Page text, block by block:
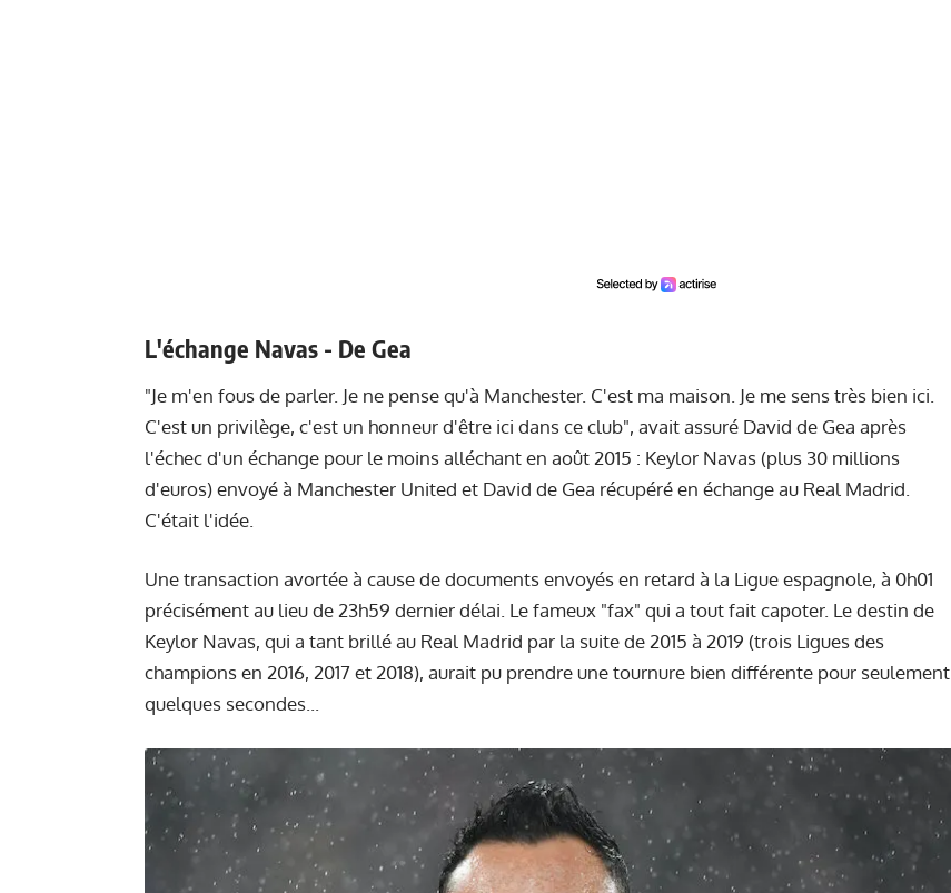
L'échange Navas - De Gea
"Je m'en fous de parler. Je ne pense qu'à Manchester. C'est ma maison. Je me sens très bien ici.
C'est un privilège, c'est un honneur d'être ici dans ce club", avait assuré David de Gea après
l'échec d'un échange pour le moins alléchant en août 2015 : Keylor Navas (plus 30 millions
d'euros) envoyé à Manchester United et David de Gea récupéré en échange au Real Madrid.
C'était l'idée.
Une transaction avortée à cause de documents envoyés en retard à la Ligue espagnole, à 0h01
précisément au lieu de 23h59 dernier délai. Le fameux "fax" qui a tout fait capoter. Le destin de
Keylor Navas, qui a tant brillé au Real Madrid par la suite de 2015 à 2019 (trois Ligues des
champions en 2016, 2017 et 2018), aurait pu prendre une tournure bien différente pour seulement
quelques secondes...